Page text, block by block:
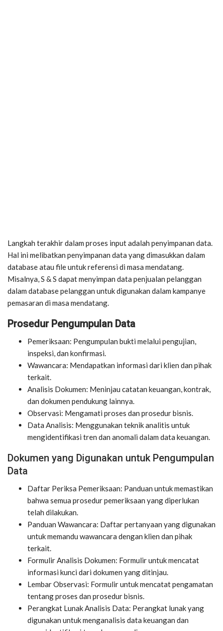
Langkah terakhir dalam proses input adalah penyimpanan data.
Hal ini melibatkan penyimpanan data yang dimasukkan dalam
database atau file untuk referensi di masa mendatang.
Misalnya, S & S dapat menyimpan data penjualan pelanggan
dalam database pelanggan untuk digunakan dalam kampanye
pemasaran di masa mendatang.
Prosedur Pengumpulan Data
Pemeriksaan: Pengumpulan bukti melalui pengujian,
inspeksi, dan konfirmasi.
Wawancara: Mendapatkan informasi dari klien dan pihak
terkait.
Analisis Dokumen: Meninjau catatan keuangan, kontrak,
dan dokumen pendukung lainnya.
Observasi: Mengamati proses dan prosedur bisnis.
Data Analisis: Menggunakan teknik analitis untuk
mengidentifikasi tren dan anomali dalam data keuangan.
Dokumen yang Digunakan untuk Pengumpulan
Data
Daftar Periksa Pemeriksaan: Panduan untuk memastikan
bahwa semua prosedur pemeriksaan yang diperlukan
telah dilakukan.
Panduan Wawancara: Daftar pertanyaan yang digunakan
untuk memandu wawancara dengan klien dan pihak
terkait.
Formulir Analisis Dokumen: Formulir untuk mencatat
informasi kunci dari dokumen yang ditinjau.
Lembar Observasi: Formulir untuk mencatat pengamatan
tentang proses dan prosedur bisnis.
Perangkat Lunak Analisis Data: Perangkat lunak yang
digunakan untuk menganalisis data keuangan dan